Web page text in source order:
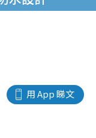
用 App 睇文